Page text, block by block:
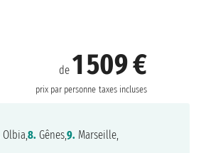
de 1 509 €
prix par personne taxes incluses
Olbia,8. Gênes,9. Marseille,